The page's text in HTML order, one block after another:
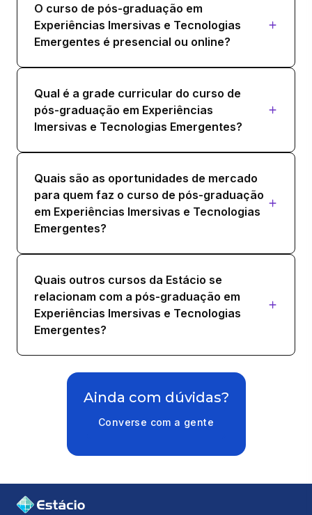
MÍDIAS SOCIAIS E REDES SOCIAIS
36 horas
O curso de pós-graduação em
Experiências Imersivas e Tecnologias
Emergentes é presencial ou online?
Qual é a grade curricular do curso de
pós-graduação em Experiências
Imersivas e Tecnologias Emergentes?
Quais são as oportunidades de mercado
para quem faz o curso de pós-graduação
em Experiências Imersivas e Tecnologias
Emergentes?
Quais outros cursos da Estácio se
relacionam com a pós-graduação em
Experiências Imersivas e Tecnologias
Emergentes?
Ainda com dúvidas?
Converse com a gente